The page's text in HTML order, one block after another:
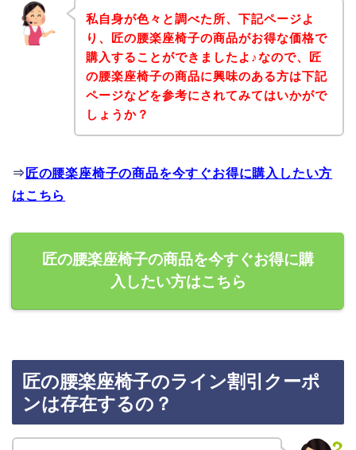
私自身が色々と調べた所、下記ページよ
り、匠の腰楽座椅子の商品がお得な価格で
購入することができましたよ♪なので、匠
の腰楽座椅子の商品に興味のある方は下記
ページなどを参考にされてみてはいかがで
しょうか？
⇒ 匠の腰楽座椅子の商品を今すぐお得に購入したい方
はこちら
匠の腰楽座椅子の商品を今すぐお得に購
入したい方はこちら
匠の腰楽座椅子のライン割引クーポ
ンは存在するの？